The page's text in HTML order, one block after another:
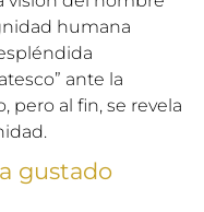
humana
ante la
pero al fin, se revela
gustado